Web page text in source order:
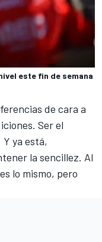
este fin de semana
de cara a
Ser el
ya está,
la sencillez. Al
lo mismo, pero